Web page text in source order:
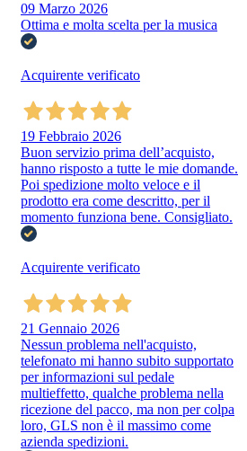
09 Marzo 2026
Ottima e molta scelta per la musica
Acquirente verificato
19 Febbraio 2026
Buon servizio prima dell’acquisto,
hanno risposto a tutte le mie domande.
Poi spedizione molto veloce e il
prodotto era come descritto, per il
momento funziona bene. Consigliato.
Acquirente verificato
21 Gennaio 2026
Nessun problema nell'acquisto,
telefonato mi hanno subito supportato
per informazioni sul pedale
multieffetto, qualche problema nella
ricezione del pacco, ma non per colpa
loro, GLS non è il massimo come
azienda spedizioni.